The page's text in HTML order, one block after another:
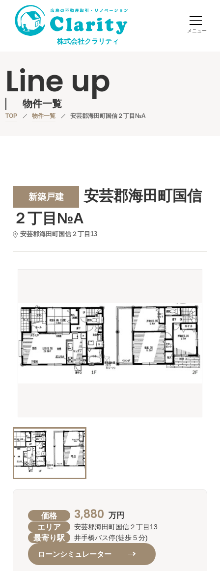
株式会社クラリティ
Line up
物件一覧
TOP 物件一覧 安芸郡海田町国信２丁目№A
新築戸建
安芸郡海田町国信
２丁目№A
安芸郡海田町国信２丁目13
価格 3,880 万円
エリア 安芸郡海田町国信２丁目13
最寄り駅 井手橋バス停(徒歩５分)
ローンシミュレーター